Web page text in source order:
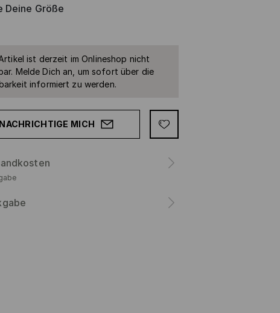
Deine Größe
ist derzeit im Onlineshop nicht
Melde Dich an, um sofort über die
informiert zu werden.
MICH